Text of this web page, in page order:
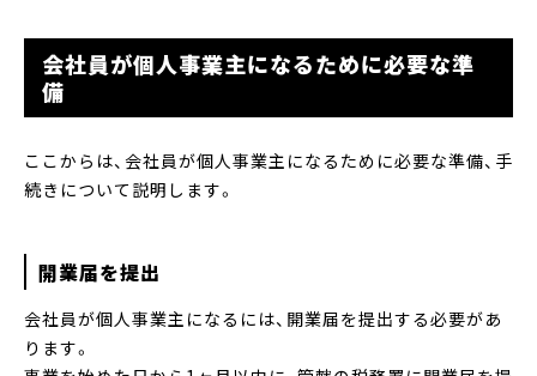
会社員が個人事業主になるために必要な準
備
ここからは、会社員が個人事業主になるために必要な準備、手
続きについて説明します。
開業届を提出
会社員が個人事業主になるには、開業届を提出する必要があ
ります。